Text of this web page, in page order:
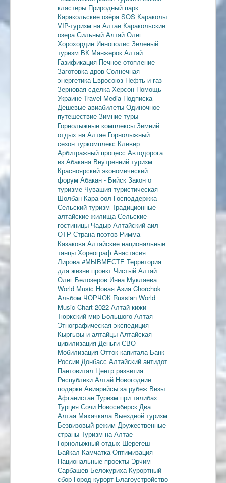
кластеры Природный парк
Каракольские озёра SOS Караколы
VIP-туризм на Алтае Каракольские
озера Сильный Алтай Олег
Хорохордин Иннополис Зеленый
туризм ВК Манжерок Алтай
Газификация Печное отопление
Заготовка дров Солнечная
энергетика Евросоюз Нефть и газ
Зерновая сделка Херсон Помощь
Украине Travel Media Подписка
Дешевые авиабилеты Одиночное
путешествие Зимние туры
Горнолыжные комплексы Зимний
отдых на Алтае Горнолыжный
сезон туркомплекс Клевер
Арбитражный процесс Автодорога
из Абакана Внутренний туризм
Красноярский экономический
форум Абакан - Бийск Закон о
туризме Чувашия туристическая
Шолбан Кара-оол Господдержка
Сельский туризм Традиционные
алтайские жилища Сельские
гостиницы Чадыр Алтайский аил
ОТР Страна поэтов Римма
Казакова Алтайские национальные
танцы Хореограф Анастасия
Лирова #МЫВМЕСТЕ Территория
для жизни проект Чистый Алтай
Олег Белозеров Инна Муклаева
World Music Новая Азия Chorchok
Альбом ЧОРЧОК Russian World
Music Chart 2022 Алтай-кижи
Тюркский мир Большого Алтая
Этнографическая экспедиция
Кыргызы и алтайцы Алтайская
цивилизация Деньги СВО
Мобилизация Отток капитала Банк
России Донбасс Алтайский антидот
Пантовитал Центр развития
Республики Алтай Новогодние
подарки Авиарейсы за рубеж Визы
Афганистан Туризм при талибах
Турция Сочи Новосибирск Два
Алтая Махачкала Выездной туризм
Безвизовый режим Дружественные
страны Туризм на Алтае
Горнолыжный отдых Шерегеш
Байкал Камчатка Оптимизация
Национальные проекты Эрчим
Сарбашев Белокуриха Курортный
сбор Город-курорт Благоустройство